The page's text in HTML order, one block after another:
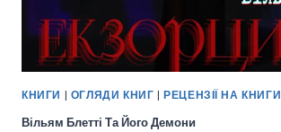
КНИГИ | ОГЛЯДИ КНИГ |РЕЦЕНЗІЇ НА КНИГИ
Вільям Блетті Та Його Демони